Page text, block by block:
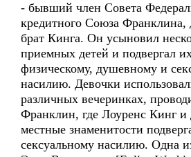
- бывший член Совета
кредитного Союза
брат Кинга. Он усыновил
приемных детей и подвергал
физическому, душевному и
насилию. Девочки
различных вечеринках,
Франклин, где Лоуренс Кинг и
местные знаменитости
сексуальному насилию. Одна